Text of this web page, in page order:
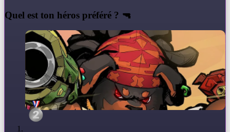
Quel est ton héros préféré ? 🔫